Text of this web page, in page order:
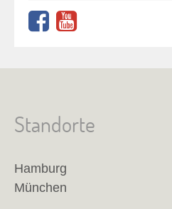
Standorte
Hamburg
München